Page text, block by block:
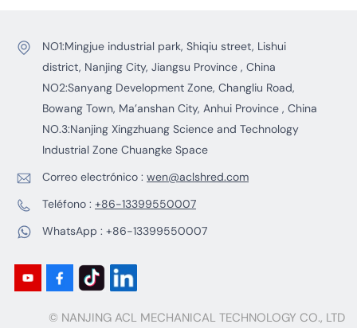
inteligencia y automatización. Actualizados con el IoT
(Internet de las Cosas), estos dispositivos monitorean el
necesidades de mantenimiento, mejorando así la
eficiencia de la producción y reduciendo los costos
laborales. Se anticipa una innovación continua en este
campo, con un enfoque en la sostenibilidad y la
productividad.
NO1:Mingjue industrial park, Shiqiu street, Lishui
district, Nanjing City, Jiangsu Province , China
NO2:Sanyang Development Zone, Changliu Road,
Bowang Town, Ma’anshan City, Anhui Province , China
NO.3:Nanjing Xingzhuang Science and Technology
Industrial Zone Chuangke Space
Correo electrónico : wen@aclshred.com
Teléfono : +86-13399550007
WhatsApp : +86-13399550007
© NANJING ACL MECHANICAL TECHNOLOGY CO., LTD